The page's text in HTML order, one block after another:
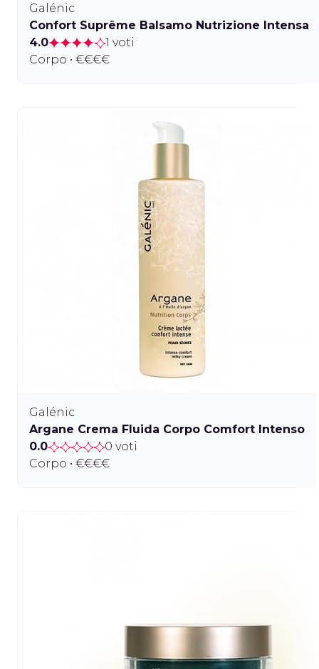
Galénic
Confort Suprême Balsamo Nutrizione Intensa
4.0
1 voti
Corpo • €€€€
Galénic
Argane Crema Fluida Corpo Comfort Intenso
0.0
0 voti
Corpo • €€€€